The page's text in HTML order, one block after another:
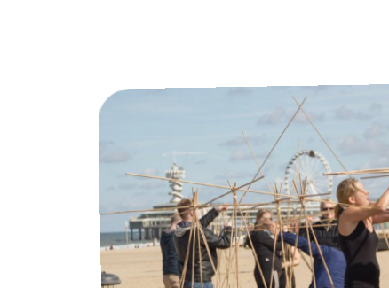
Aanbod binnen
bedrijfsuitjes
teamuitjes